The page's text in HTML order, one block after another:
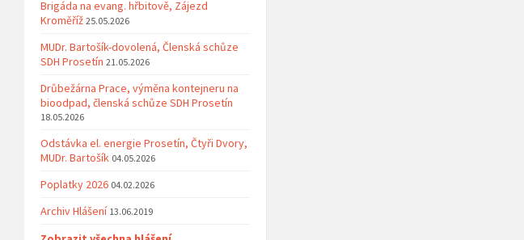
Brigáda na evang. hřbitově, Zájezd
Kroměříž 25.05.2026
MUDr. Bartošík-dovolená, Členská schůze
SDH Prosetín 21.05.2026
Drůbežárna Prace, výměna kontejneru na
bioodpad, členská schůze SDH Prosetín
18.05.2026
Odstávka el. energie Prosetín, Čtyři Dvory,
MUDr. Bartošík 04.05.2026
Poplatky 2026 04.02.2026
Archiv Hlášení 13.06.2019